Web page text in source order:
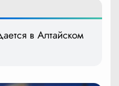
в Алтайском